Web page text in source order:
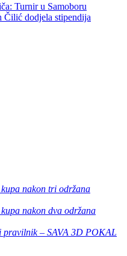
Turnir u Samoboru
Čilić dodjela stipendija
nakon tri održana
nakon dva održana
pravilnik – SAVA 3D POKAL